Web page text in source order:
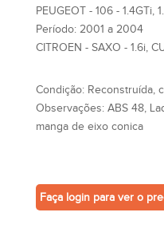
PEUGEOT - 106 - 1.4GTi,
Período: 2001 a 2004
CITROEN - SAXO - 1.6i,
Condição: Reconstruída,
Observações: ABS 48,
manga de eixo conica
Faça login para ver o